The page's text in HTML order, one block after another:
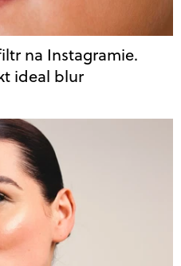
na Instagramie.
ideal blur